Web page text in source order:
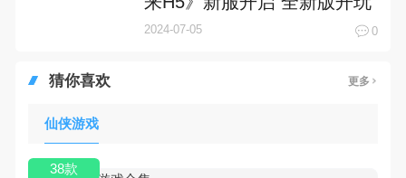
奉上
2024-07-05 0
猜你喜欢 更多
仙侠游戏
38款